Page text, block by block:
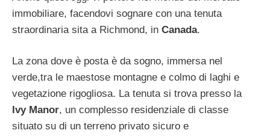
immobiliare, facendovi sognare con una tenuta
straordinaria sita a Richmond, in Canada.
La zona dove è posta è da sogno, immersa nel
verde,tra le maestose montagne e colmo di laghi e
vegetazione rigogliosa. La tenuta si trova presso la
Ivy Manor, un complesso residenziale di classe
situato su di un terreno privato sicuro e